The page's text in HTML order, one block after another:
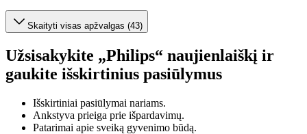
Skaityti visas apžvalgas (43)
Užsisakykite „Philips“ naujienlaiškį ir
gaukite išskirtinius pasiūlymus
Išskirtiniai pasiūlymai nariams.
Ankstyva prieiga prie išpardavimų.
Patarimai apie sveiką gyvenimo būdą.